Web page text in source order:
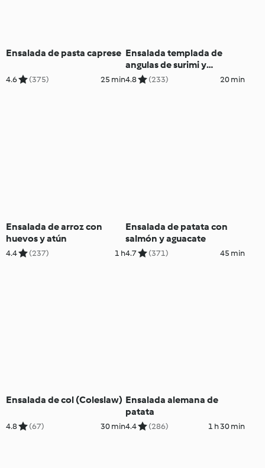
Ensalada de pasta caprese
4.6 (375) 25 min
Ensalada templada de
angulas de surimi y
gambones
4.8 (233) 20 min
Ensalada de arroz con
huevos y atún
4.4 (237) 1 h
Ensalada de patata con
salmón y aguacate
4.7 (371) 45 min
Ensalada de col (Coleslaw)
4.8 (67) 30 min
Ensalada alemana de
patata
4.4 (286) 1 h 30 min